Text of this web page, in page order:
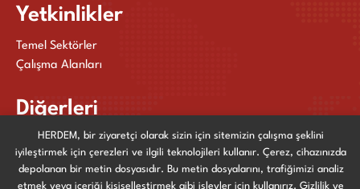
Yetkinlikler
Temel Sektörler
Çalışma Alanları
Diğerleri
Yayınlarımız
Haberler ve Etkinlikler
Bize Ulaşın
HERDEM, bir ziyaretçi olarak sizin için sitemizin çalışma şeklini
iyileştirmek için çerezleri ve ilgili teknolojileri kullanır. Çerez, cihazınızda
depolanan bir metin dosyasıdır. Bu metin dosyalarını, trafiğimizi analiz
etmek veya içeriği kişiselleştirmek gibi işlevler için kullanırız. Gizlilik ve